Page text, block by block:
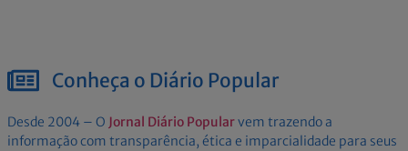
Conheça o Diário Popular
Desde 2004 – O Jornal Diário Popularvem trazendo a
informação com transparência, ética e imparcialidade para seus